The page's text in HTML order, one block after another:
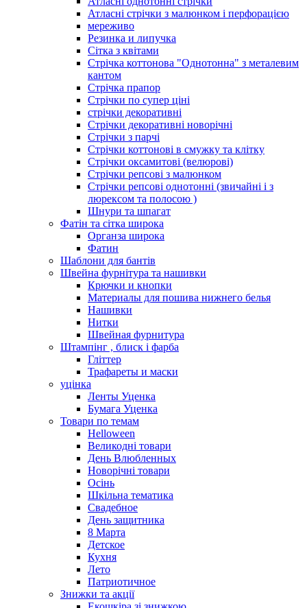
Атласні стрічки з малюнком і перфорацією
мереживо
Резинка и липучка
Сітка з квітами
Стрічка коттонова "Однотонна" з металевим
кантом
Стрічка прапор
Стрічки по супер ціні
стрічки декоративні
Стрічки декоративні новорічні
Стрічки з парчі
Стрічки коттонові в смужку та клітку
Стрічки оксамитові (велюрові)
Стрічки репсові з малюнком
Стрічки репсові однотонні (звичайні і з
люрексом та полосою )
Шнури та шпагат
Фатін та сітка широка
Органза широка
Фатин
Шаблони для бантів
Швейна фурнітура та нашивки
Крючки и кнопки
Материалы для пошива нижнего белья
Нашивки
Нитки
Швейная фурнитура
Штампінг , блиск і фарба
Гліттер
Трафареты и маски
уцінка
Ленты Уценка
Бумага Уценка
Товари по темам
Helloween
Великодні товари
День Влюбленных
Новорічні товари
Осінь
Шкільна тематика
Свадебное
День защитника
8 Марта
Детское
Кухня
Лето
Патриотичное
Знижки та акції